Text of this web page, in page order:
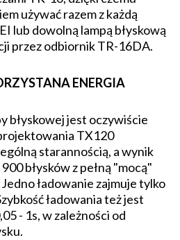
używać razem z każdą
lub dowolną lampą błyskową
przez odbiornik TR-16DA.
ENERGIA
błyskowej jest oczywiście
TX120
starannością, a wynik
błysków z pełną "mocą"
ładowanie zajmuje tylko
ładowania też jest
- 1s, w zależności od